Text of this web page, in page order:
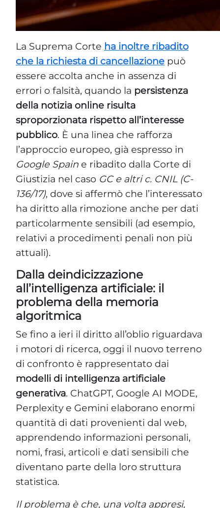
La Suprema Corte ha inoltre ribadito
che la richiesta di cancellazione può
essere accolta anche in assenza di
errori o falsità, quando la persistenza
della notizia online risulta
sproporzionata rispetto all’interesse
pubblico. È una linea che rafforza
l’approccio europeo, già espresso in
Google Spain e ribadito dalla Corte di
Giustizia nel caso GC e altri c. CNIL (C-
136/17), dove si affermò che l’interessato
ha diritto alla rimozione anche per dati
particolarmente sensibili (ad esempio,
relativi a procedimenti penali non più
attuali).
Dalla deindicizzazione
all’intelligenza artificiale: il
problema della memoria
algoritmica
Se fino a ieri il diritto all’oblio riguardava
i motori di ricerca, oggi il nuovo terreno
di confronto è rappresentato dai
modelli di intelligenza artificiale
generativa. ChatGPT, Google AI MODE,
Perplexity e Gemini elaborano enormi
quantità di dati provenienti dal web,
apprendendo informazioni personali,
nomi, frasi, articoli e dati sensibili che
diventano parte della loro struttura
statistica.
Il problema è che, una volta appresi,